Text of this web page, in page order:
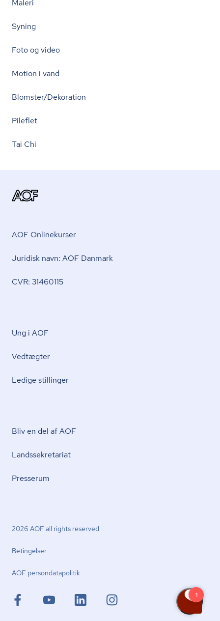
Maleri
Syning
Foto og video
Motion i vand
Blomster/Dekoration
Pileflet
Tai Chi
AOF Onlinekurser
Juridisk navn: AOF Danmark
CVR: 31460115
Ung i AOF
Vedtægter
Ledige stillinger
Bliv en del af AOF
Lands­se­kre­ta­ri­at
Presserum
2026 AOF all rights reserved
Betingelser
AOF per­son­da­ta­po­li­tik